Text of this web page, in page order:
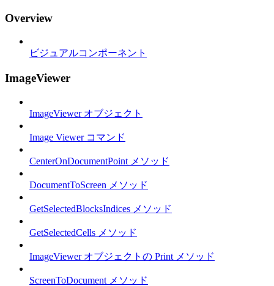
Overview
ビジュアルコンポーネント
ImageViewer
ImageViewer オブジェクト
Image Viewer コマンド
CenterOnDocumentPoint メソッド
DocumentToScreen メソッド
GetSelectedBlocksIndices メソッド
GetSelectedCells メソッド
ImageViewer オブジェクトの Print メソッド
ScreenToDocument メソッド